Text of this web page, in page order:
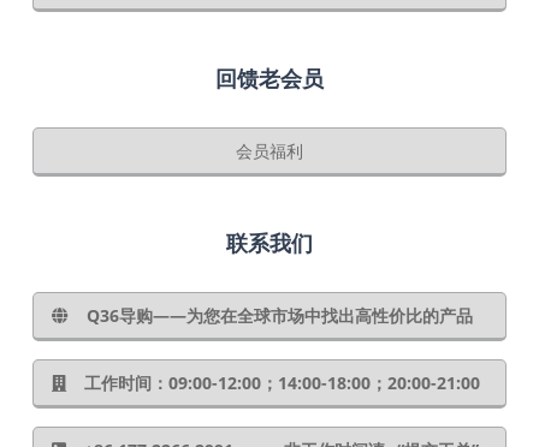
回馈老会员
会员福利
联系我们
Q36导购——为您在全球市场中找出高性价比的产品
工作时间：09:00-12:00；14:00-18:00；20:00-21:00